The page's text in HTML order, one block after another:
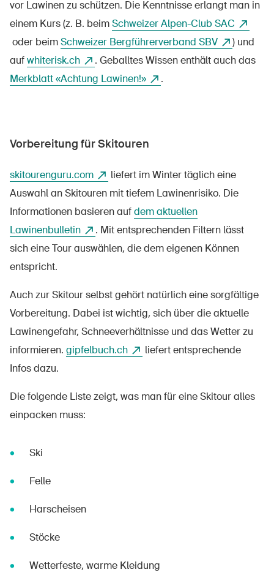
vor Lawinen zu schützen. Die Kenntnisse erlangt man in
einem Kurs (z. B. beimSchweizer Alpen-Club SAC
oder beimSchweizer Bergführerverband SBV
) und
aufwhiterisk.ch
. Geballtes Wissen enthält auch das
Merkblatt «Achtung Lawinen!»
.
Vorbereitung für Skitouren
skitourenguru.com
liefert im Winter täglich eine
Auswahl an Skitouren mit tiefem Lawinenrisiko. Die
Informationen basieren aufdem aktuellen
Lawinenbulletin
. Mit entsprechenden Filtern lässt
sich eine Tour auswählen, die dem eigenen Können
entspricht.
Auch zur Skitour selbst gehört natürlich eine sorgfältige
Vorbereitung. Dabei ist wichtig, sich über die aktuelle
Lawinengefahr, Schneeverhältnisse und das Wetter zu
informieren. gipfelbuch.ch
liefert entsprechende
Infos dazu.
Die folgende Liste zeigt, was man für eine Skitour alles
einpacken muss:
Ski
Felle
Harscheisen
Stöcke
Wetterfeste, warme Kleidung